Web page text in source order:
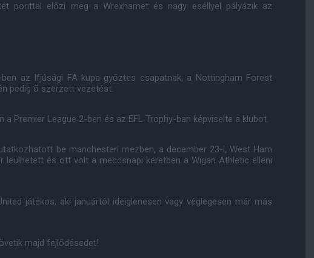
ponttal előzi meg a Wrexhamet és nagy eséllyel pályázik az
az Ifjúsági FA-kupa győztes csapatnak, a Nottingham Forest
pedig ő szerzett vezetést.
a Premier League 2-ben és az EFL Trophy-ban képviselte a klubot.
be manchesteri mezben, a december 23-i, West Ham
leülhetett és ott volt a meccsnapi keretben a Wigan Athletic elleni
játékos, aki januártól ideiglenesen vagy véglegesen már más
majd fejlődésedet!